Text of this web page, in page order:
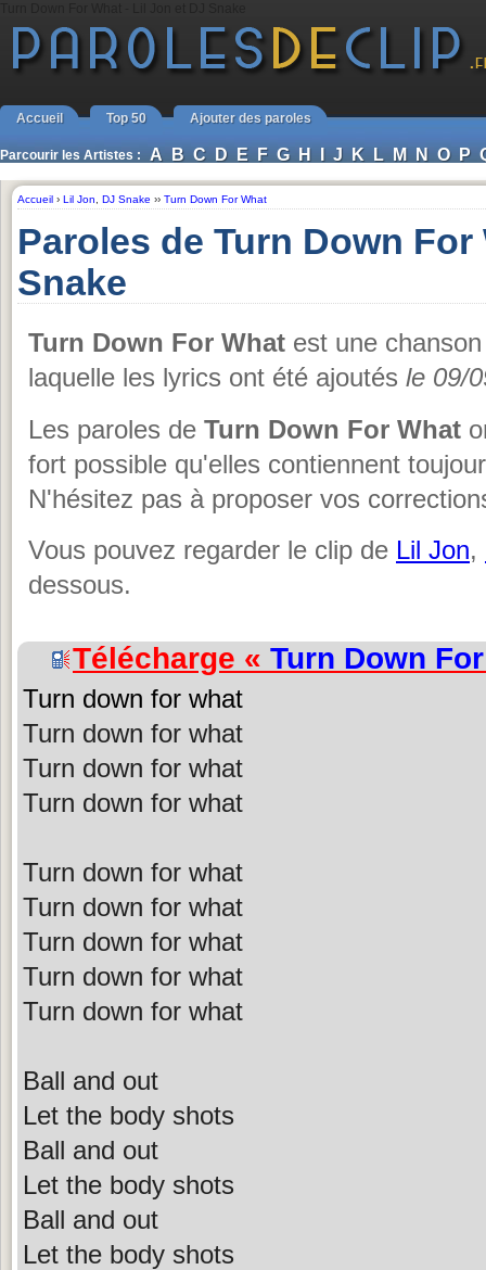
Accueil Top 50 Ajouter des paroles
Parcourir les Artistes : A B C D E F G H I J K L M N O P
Accueil › Lil Jon DJ Snake ›› Turn Down For What
Paroles de Turn Down
Snake
Turn Down For What est une
laquelle les lyrics ont été ajoutés le 09/
Les paroles de Turn Down For What
fort possible qu'elles contiennent
N'hésitez pas à proposer vos
Vous pouvez regarder le clip de Lil Jon,
dessous.
Télécharge « Turn Down
Turn down for what
Turn down for what
Turn down for what
Turn down for what
Turn down for what
Turn down for what
Turn down for what
Turn down for what
Turn down for what
Ball and out
Let the body shots
Ball and out
Let the body shots
Ball and out
Let the body shots